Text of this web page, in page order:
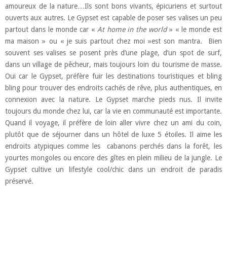
amoureux de la nature…Ils sont bons vivants, épicuriens et surtout
ouverts aux autres. Le Gypset est capable de poser ses valises un peu
partout dans le monde car « At home in the world» « le monde est
ma maison » ou « je suis partout chez moi »est son mantra. Bien
souvent ses valises se posent près d’une plage, d’un spot de surf,
dans un village de pêcheur, mais toujours loin du tourisme de masse.
Oui car le Gypset, préfère fuir les destinations touristiques et bling
bling pour trouver des endroits cachés de rêve, plus authentiques, en
connexion avec la nature. Le Gypset marche pieds nus. Il invite
toujours du monde chez lui, car la vie en communauté est importante.
Quand il voyage, il préfère de loin aller vivre chez un ami du coin,
plutôt que de séjourner dans un hôtel de luxe 5 étoiles. Il aime les
endroits atypiques comme les cabanons perchés dans la forêt, les
yourtes mongoles ou encore des gîtes en plein milieu de la jungle. Le
Gypset cultive un lifestyle cool/chic dans un endroit de paradis
préservé.